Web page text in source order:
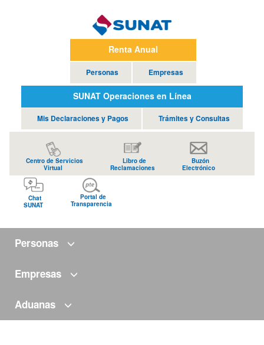
Renta Anual
Personas Empresas
SUNAT Operaciones en Línea
Mis Declaraciones y Pagos Trámites y Consultas
Centro de Servicios
Virtual
Libro de
Reclamaciones
Buzón
Electrónico
Chat
SUNAT
Portal de
Transparencia
Personas
Empresas
Aduanas